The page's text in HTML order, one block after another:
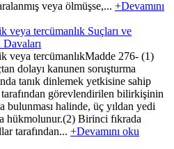
veya ölmüşse,... +Devamını
veya tercümanlık Suçları ve
veya tercümanlıkMadde 276- (1)
dolayı kanunen soruşturma
tanık dinlemek yetkisine sahip
görevlendirilen bilirkişinin
bulunması halinde, üç yıldan yedi
hükmolunur.(2) Birinci fıkrada
tarafından... +Devamını oku